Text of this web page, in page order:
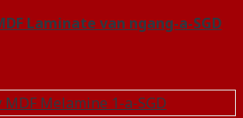
Laminate van ngang-a-SGD